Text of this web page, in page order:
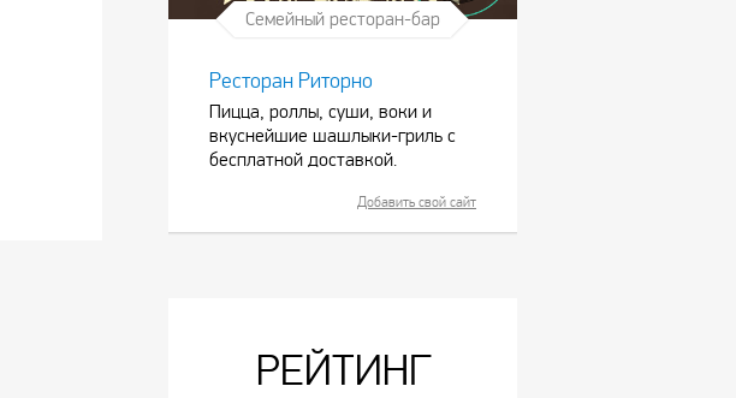
Семейный ресторан-бар
Ресторан Риторно
Пицца, роллы, суши, воки и
вкуснейшие шашлыки-гриль с
бесплатной доставкой.
Добавить свой сайт
РЕЙТИНГ